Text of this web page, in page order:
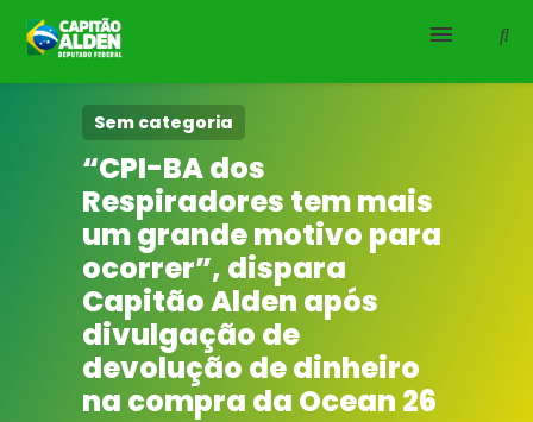
HOME
NOTÍCIAS
BIOGRAFIA
DOWNLOADS
EMENDAS
Sem categoria
“CPI-BA dos
Respiradores tem mais
um grande motivo para
ocorrer”, dispara
Capitão Alden após
divulgação de
devolução de dinheiro
na compra da Ocean 26